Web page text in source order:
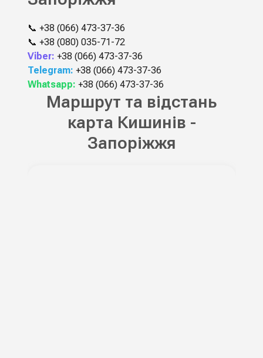
📞 +38 (066) 473-37-36
📞 +38 (080) 035-71-72
Viber: +38 (066) 473-37-36
Telegram: +38 (066) 473-37-36
Whatsapp: +38 (066) 473-37-36
Маршрут та відстань
карта Кишинів -
Запоріжжя